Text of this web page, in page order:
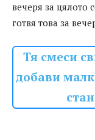
вечеря за цялото
готвя това за
Тя смеси
добави